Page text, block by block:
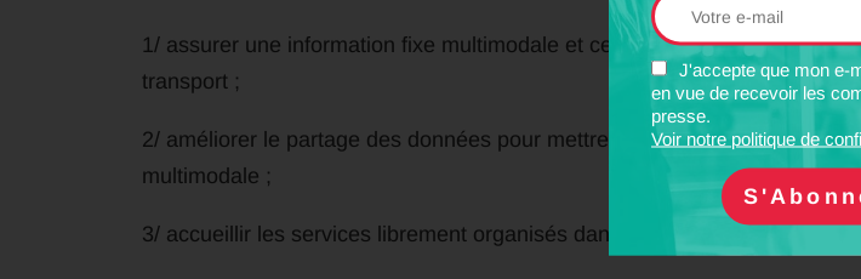
J'accepte que mon e-
en vue de recevoir les
presse.
Voir notre politique de
1/ assurer une information fixe multimodale et centralisée pour les
transport ;
2/ améliorer le partage des données pour mettre en place une information
multimodale ;
3/ accueillir les services librement organisés dans les outils d’information ;